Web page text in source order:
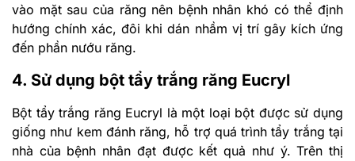
vào mặt sau của răng nên bệnh nhân khó có thể định
hướng chính xác, đôi khi dán nhầm vị trí gây kích ứng
đến phần nướu răng.
4. Sử dụng bột tẩy trắng răng Eucryl
Bột tẩy trắng răng Eucryl là một loại bột được sử dụng
giống như kem đánh răng, hỗ trợ quá trình tẩy trắng tại
nhà của bệnh nhân đạt được kết quả như ý. Trên thị